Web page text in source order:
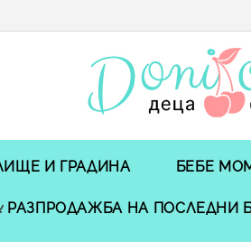
И ГРАДИНА БЕБЕ
РАЗПРОДАЖБА НА ПОСЛЕДНИ